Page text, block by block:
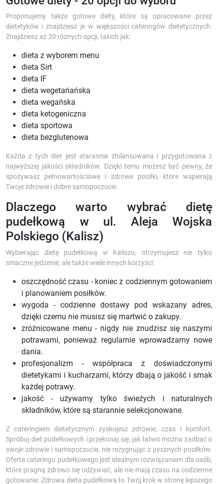
Proponujemy także gotowe diety, które są opracowane przez
dietetyków i znajdziesz je w większości cateringów dietetycznych.
Znajdziesz aż 20 różnych opcji, takich jak:
dieta z wyborem menu
dieta Sirt
dieta IF
dieta wegetariańska
dieta wegańska
dieta ketogeniczna
dieta sportowa
dieta bezglutenowa
Każda z tych diet jest starannie zbilansowana i przygotowana z
najwyższej jakości składników. Dzięki temu możesz być pewny, że
spożywasz pełnowartościowe i zdrowe posiłki, które wspierają
Twoje zdrowie i dobre samopoczucie.
Dlaczego warto wybrać dietę
pudełkową w ul. Aleja Wojska
Polskiego (Kalisz)
Wybierając dietę pudełkową w Kaliszu, otrzymujesz nie tylko
smaczne jedzenie, ale także wiele innych korzyści:
oszczędność czasu - koniec z codziennym gotowaniem
i planowaniem posiłków.
wygoda - codzienne dostawy pod wskazany adres,
dzięki czemu nie musisz się martwić o zakupy.
zróżnicowane menu - nigdy nie znudzisz się naszymi
potrawami, ponieważ regularnie wprowadzamy nowe
dania.
profesjonalizm - współpraca z doświadczonymi
dietetykami i kucharzami, którzy dbają o jakość i smak
każdej potrawy.
jakość - używamy tylko świeżych i naturalnych
składników, które są starannie selekcjonowane.
Z cateringiem dietetycznym zyskujesz zdrowie, czas i komfort.
Spróbuj diet pudełkowych i przekonaj się, jak łatwo można zadbać o
swoje zdrowie i samopoczucie, nie rezygnując z pysznych posiłków.
Oferta cateringu pudełkowego jest idealnym rozwiązaniem dla osób,
które pragną zdrowo się odżywiać, ale nie mają czasu na codzienne
gotowanie. Zdrowa dieta pudełkowa to Twój krok w stronę lepszego